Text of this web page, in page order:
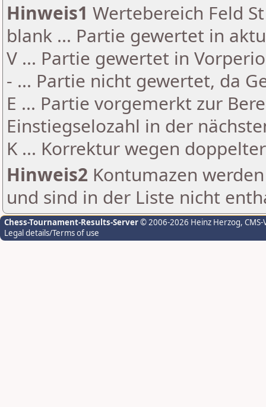
Hinweis1 Wertebereich Feld
blank ... Partie gewertet in
V ... Partie gewertet in
- ... Partie nicht gewertet, da
E ... Partie vorgemerkt zur
Einstiegselozahl in der
K ... Korrektur wegen
Hinweis2 Kontumazen
und sind in der Liste nicht
Chess-Tournament-Results-Server© 2006-2026 Heinz Herzog,
Legal details/Terms of use